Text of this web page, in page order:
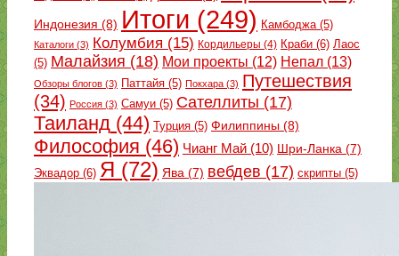
Индонезия (8) Итоги (249) Камбоджа(5)
Каталоги (3) Колумбия (15) Кордильеры (4) Краби (6) Лаос
(5) Малайзия (18) Мои проекты (12) Непал (13)
Обзоры блогов (3) Паттайя (5) Покхара (3) Путешествия
(34) Россия (3) Самуи (5) Сателлиты (17)
Таиланд (44) Турция (5) Филиппины (8)
Философия (46) Чианг Май (10) Шри-Ланка (7)
Эквадор (6) Я (72) Ява (7) вебдев (17) скрипты (5)